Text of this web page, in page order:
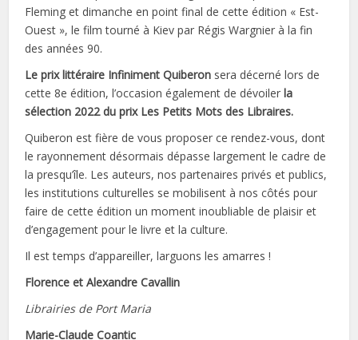
Fleming et dimanche en point final de cette édition « Est-
Ouest », le film tourné à Kiev par Régis Wargnier à la fin
des années 90.
Le prix littéraire Infiniment Quiberon sera décerné lors de
cette 8e édition, l’occasion également de dévoilerla
sélection 2022 du prix Les Petits Mots des Libraires.
Quiberon est fière de vous proposer ce rendez-vous, dont
le rayonnement désormais dépasse largement le cadre de
la presqu’île. Les auteurs, nos partenaires privés et publics,
les institutions culturelles se mobilisent à nos côtés pour
faire de cette édition un moment inoubliable de plaisir et
d’engagement pour le livre et la culture.
Il est temps d’appareiller, larguons les amarres !
Florence et Alexandre Cavallin
Librairies de Port Maria
Marie-Claude Coantic